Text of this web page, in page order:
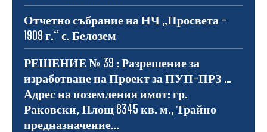
Отчетно събрание на НЧ „Просвета –
1909 г.“ с. Белозем
РЕШЕНИЕ № 39 : Разрешение за
изработване на Проект за ПУП-ПРЗ …
Адрес на поземления имот: гр.
Раковски, Площ 8345 кв. м., Трайно
предназначение...